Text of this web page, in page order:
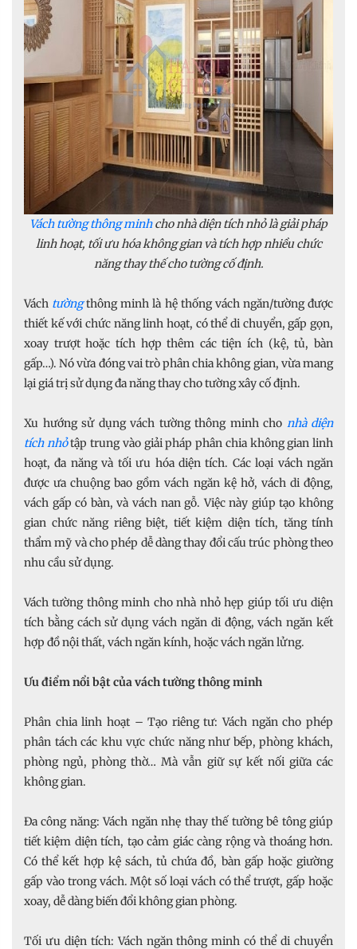
Vách tường thông minhcho nhà diện tích nhỏ là giải pháp
linh hoạt, tối ưu hóa không gian và tích hợp nhiều chức
năng thay thế cho tường cố định.
Vách tườngthông minh là hệ thống vách ngăn/tường được
thiết kế với chức năng linh hoạt, có thể di chuyển, gấp gọn,
xoay trượt hoặc tích hợp thêm các tiện ích (kệ, tủ, bàn
gấp…). Nó vừa đóng vai trò phân chia không gian, vừa mang
lại giá trị sử dụng đa năng thay cho tường xây cố định.
Xu hướng sử dụng vách tường thông minh cho nhà diện
tích nhỏtập trung vào giải pháp phân chia không gian linh
hoạt, đa năng và tối ưu hóa diện tích. Các loại vách ngăn
được ưa chuộng bao gồm vách ngăn kệ hở, vách di động,
vách gấp có bàn, và vách nan gỗ. Việc này giúp tạo không
gian chức năng riêng biệt, tiết kiệm diện tích, tăng tính
thẩm mỹ và cho phép dễ dàng thay đổi cấu trúc phòng theo
nhu cầu sử dụng.
Vách tường thông minh cho nhà nhỏ hẹp giúp tối ưu diện
tích bằng cách sử dụng vách ngăn di động, vách ngăn kết
hợp đồ nội thất, vách ngăn kính, hoặc vách ngăn lửng.
Ưu điểm nổi bật của vách tường thông minh
Phân chia linh hoạt – Tạo riêng tư: Vách ngăn cho phép
phân tách các khu vực chức năng như bếp, phòng khách,
phòng ngủ, phòng thờ… Mà vẫn giữ sự kết nối giữa các
không gian.
Đa công năng: Vách ngăn nhẹ thay thế tường bê tông giúp
tiết kiệm diện tích, tạo cảm giác càng rộng và thoáng hơn.
Có thể kết hợp kệ sách, tủ chứa đồ, bàn gấp hoặc giường
gấp vào trong vách. Một số loại vách có thể trượt, gấp hoặc
xoay, dễ dàng biến đổi không gian phòng.
Tối ưu diện tích: Vách ngăn thông minh có thể di chuyển